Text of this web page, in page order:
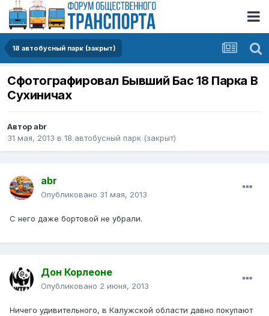
18 автобусный парк (закрыт)
Сфотографировал Бывший Бас 18 Парка В
Сухиничах
Авторabr
31 мая, 2013 в 18 автобусный парк (закрыт)
abr
Опубликовано 31 мая, 2013
С него даже бортовой не убрали.
Дон Корлеоне
Опубликовано 2 июня, 2013
Ничего удивительного, в Калужской области давно покупают